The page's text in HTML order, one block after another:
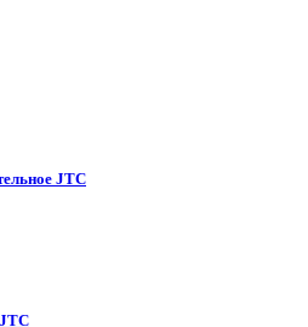
JTC
JTC